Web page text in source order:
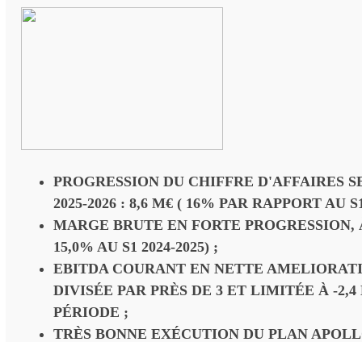
PROGRESSION DU CHIFFRE D'AFFAIRES
2025-2026 : 8,6 M€ ( 16% PAR RAPPORT AU
MARGE BRUTE EN FORTE PROGRESSION,
15,0% AU S1 2024-2025) ;
EBITDA COURANT EN NETTE
DIVISÉE PAR PRÈS DE 3 ET LIMITÉE À -2,4
PÉRIODE ;
TRÈS BONNE EXÉCUTION DU PLAN